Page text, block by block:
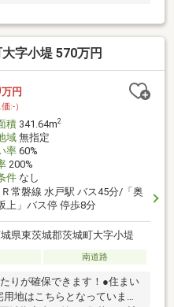
字小堤 570万円
万円
:-）
積341.64m2
域無指定
率60%
200%
件なし
Ｒ常磐線 水戸駅 バス45分/「奥
上」バス停 停歩8分
県東茨城郡茨城町大字小堤
南道路
りが確保できます！●住まい
地はこちらとなっています